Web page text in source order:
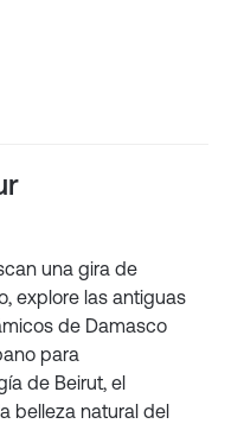
una gira de
explore las antiguas
de Damasco
para
de Beirut, el
belleza natural del